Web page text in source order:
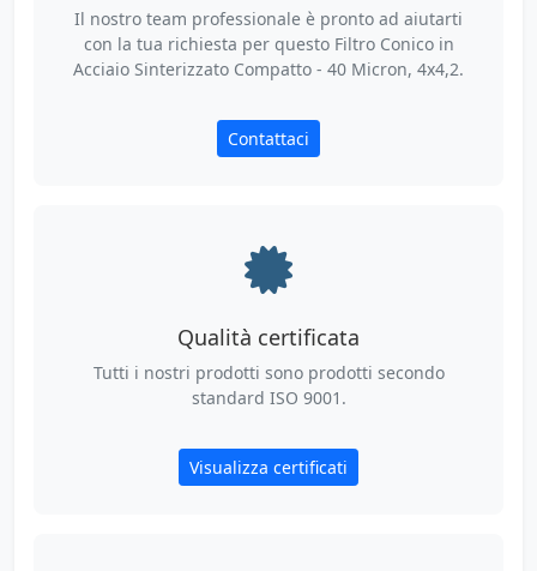
Il nostro team professionale è pronto ad aiutarti
con la tua richiesta per questo Filtro Conico in
Acciaio Sinterizzato Compatto - 40 Micron, 4x4,2.
Contattaci
Qualità certificata
Tutti i nostri prodotti sono prodotti secondo
standard ISO 9001.
Visualizza certificati